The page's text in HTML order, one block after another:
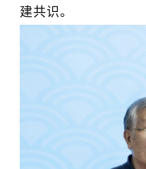
建共识。